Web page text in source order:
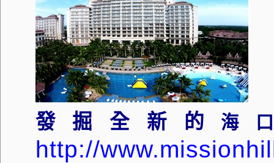
發掘全新的 海
http://